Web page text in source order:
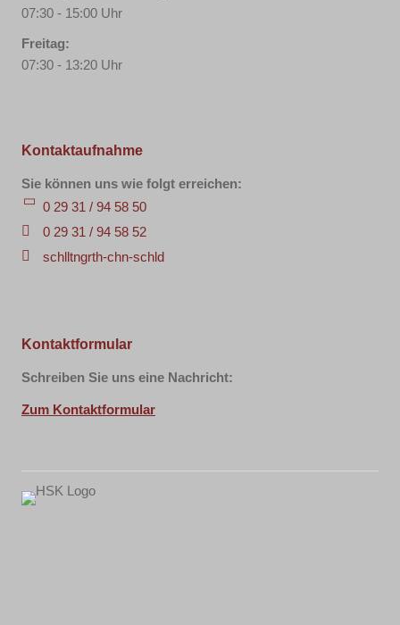
07:30 - 15:00 Uhr
Freitag:
07:30 - 13:20 Uhr
Kontaktaufnahme
Sie können uns wie folgt erreichen:
0 29 31 / 94 58 50
0 29 31 / 94 58 52
schlltngrth-chn-schld
Kontaktformular
Schreiben Sie uns eine Nachricht:
Zum Kontaktformular